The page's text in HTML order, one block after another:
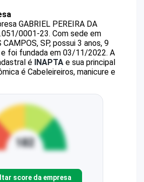
GABRIEL PEREIRA DA
0001-23. Com sede em
CAMPOS, SP, possui 3 anos, 9
foi fundada em 03/11/2022. A
é INAPTA e sua principal
é Cabeleireiros, manicure e
score da empresa